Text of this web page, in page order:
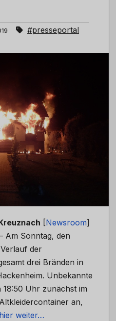
#presseportal
[Newsroom]
Am Sonntag, den
der
drei Bränden in
Unbekannte
18:50 Uhr zunächst im
an,
weiter…